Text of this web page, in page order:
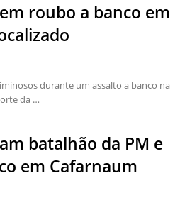
roubo a banco em
durante um assalto a banco na
da …
batalhão da PM e
em Cafarnaum